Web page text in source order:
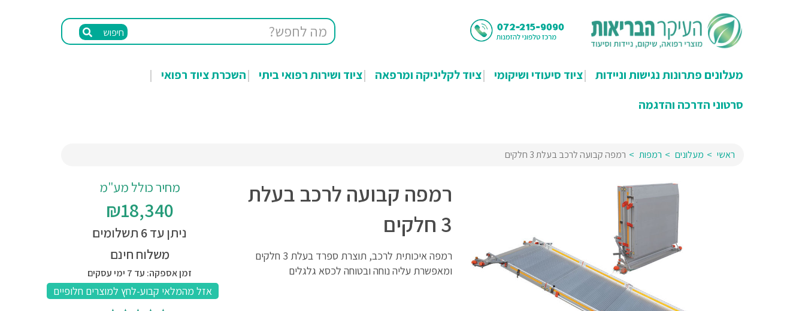
חיפוש
מעלונים פתרונות נגישות וניידות ציוד סיעודי ושיקומי ציוד לקליניקה ומרפאה ציוד ושירות רפואי ביתי
השכרת ציוד רפואי
סרטוני הדרכה והדגמה
ראשי מעלונים רמפות רמפה קבועה לרכב בעלת 3 חלקים
רמפה קבועה לרכב בעלת
3 חלקים
רמפה איכותית לרכב, תוצרת ספרד בעלת 3 חלקים
ומאפשרת עליה נוחה ובטוחה לכסא גלגלים
מחיר כולל מע"מ
₪18,340
ניתן עד 6 תשלומים
משלוח חינם
זמן אספקה: עד 7 ימי עסקים